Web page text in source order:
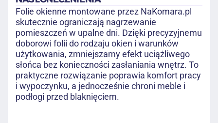
Folie okienne montowane przez NaKomara.pl
skutecznie ograniczają nagrzewanie
pomieszczeń w upalne dni. Dzięki precyzyjnemu
doborowi folii do rodzaju okien i warunków
użytkowania, zmniejszamy efekt uciążliwego
słońca bez konieczności zasłaniania wnętrz. To
praktyczne rozwiązanie poprawia komfort pracy
i wypoczynku, a jednocześnie chroni meble i
podłogi przed blaknięciem.